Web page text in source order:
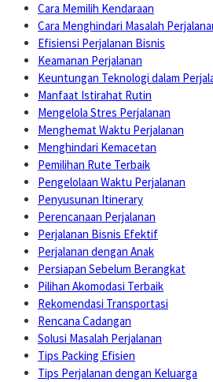
Cara Memilih Kendaraan
Cara Menghindari Masalah
Efisiensi Perjalanan Bisnis
Keamanan Perjalanan
Keuntungan Teknologi dalam
Manfaat Istirahat Rutin
Mengelola Stres Perjalanan
Menghemat Waktu Perjalanan
Menghindari Kemacetan
Pemilihan Rute Terbaik
Pengelolaan Waktu Perjalanan
Penyusunan Itinerary
Perencanaan Perjalanan
Perjalanan Bisnis Efektif
Perjalanan dengan Anak
Persiapan Sebelum Berangkat
Pilihan Akomodasi Terbaik
Rekomendasi Transportasi
Rencana Cadangan
Solusi Masalah Perjalanan
Tips Packing Efisien
Tips Perjalanan dengan Keluarga